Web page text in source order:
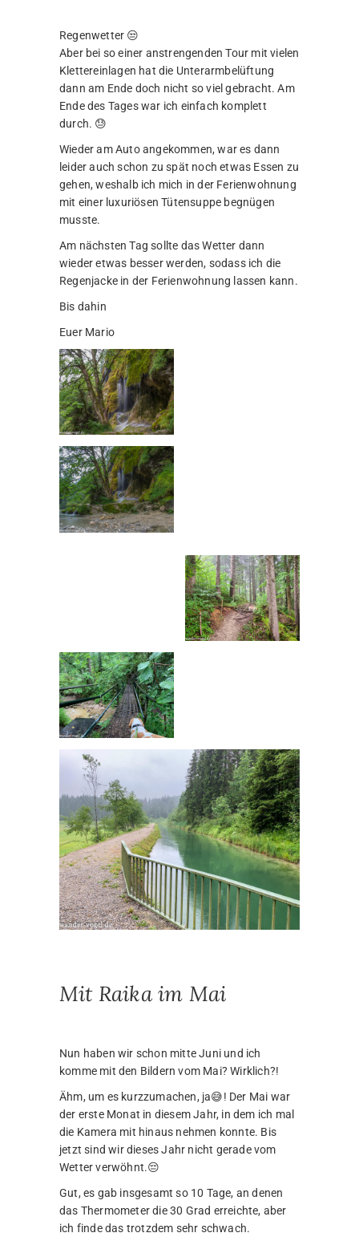
Regenwetter 😒
Aber bei so einer anstrengenden Tour mit vielen
Klettereinlagen hat die Unterarmbelüftung
dann am Ende doch nicht so viel gebracht. Am
Ende des Tages war ich einfach komplett
durch. 😓
Wieder am Auto angekommen, war es dann
leider auch schon zu spät noch etwas Essen zu
gehen, weshalb ich mich in der Ferienwohnung
mit einer luxuriösen Tütensuppe begnügen
musste.
Am nächsten Tag sollte das Wetter dann
wieder etwas besser werden, sodass ich die
Regenjacke in der Ferienwohnung lassen kann.
Bis dahin
Euer Mario
Mit Raika im Mai
Nun haben wir schon mitte Juni und ich
komme mit den Bildern vom Mai? Wirklich?!
Ähm, um es kurzzumachen, ja😅! Der Mai war
der erste Monat in diesem Jahr, in dem ich mal
die Kamera mit hinaus nehmen konnte. Bis
jetzt sind wir dieses Jahr nicht gerade vom
Wetter verwöhnt.😔
Gut, es gab insgesamt so 10 Tage, an denen
das Thermometer die 30 Grad erreichte, aber
ich finde das trotzdem sehr schwach.